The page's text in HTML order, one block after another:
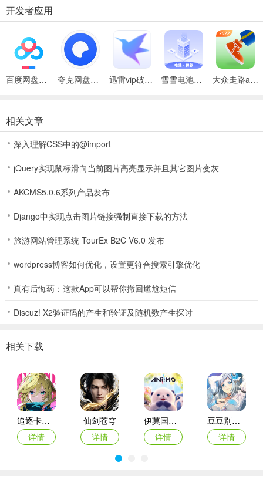
2、然后就可以自由探索。
4、这些资源还能合成生成新的道具。
开发者应用
百度网盘绿色免安装Pc电脑版 夸克网盘官方正式版 迅雷vip破解版永久会员2024版 雪雪电池卫士app 大众走路app
相关文章
深入理解CSS中的@import
jQuery实现鼠标滑向当前图片高亮显示并且其它图片变灰
AKCMS5.0.6系列产品发布
Django中实现点击图片链接强制直接下载的方法
旅游网站管理系统 TourEx B2C V6.0 发布
wordpress博客如何优化，设置更符合搜索引擎优化
真有后悔药：这款App可以帮你撤回尴尬短信
Discuz! X2验证码的产生和验证及随机数产生探讨
相关下载
追逐卡蕾多
详情
仙剑苍穹
详情
伊莫国际服
详情
豆豆别嚣张游戏
详情